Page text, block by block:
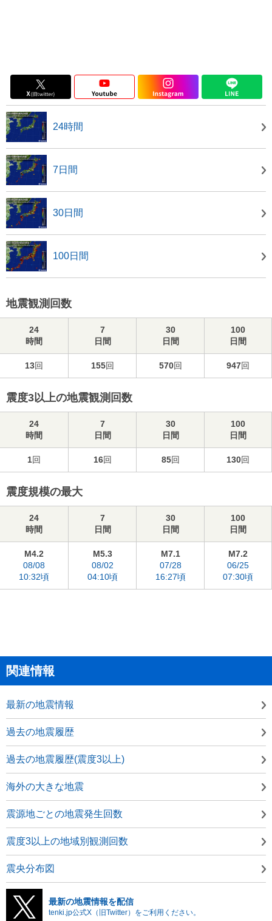
24時間
7日間
30日間
100日間
地震観測回数
24
時間
7
日間
30
日間
100
日間
13回 155回 570回 947回
震度3以上の地震観測回数
24
時間
7
日間
30
日間
100
日間
1回 16回 85回 130回
震度規模の最大
24
時間
7
日間
30
日間
100
日間
M4.2
08/08
10:32頃
M5.3
08/02
04:10頃
M7.1
07/28
16:27頃
M7.2
06/25
07:30頃
関連情報
最新の地震情報
過去の地震履歴
過去の地震履歴(震度3以上)
海外の大きな地震
震源地ごとの地震発生回数
震度3以上の地域別観測回数
震央分布図
最新の地震情報を配信
tenki.jp公式X（旧Twitter）をご利用ください。